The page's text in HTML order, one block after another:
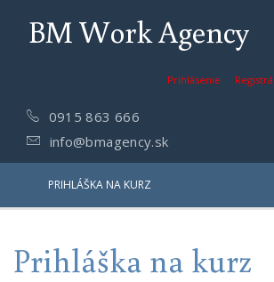
BM Work Agency
Prihlásenie
0915 863 666
info@bmagency.sk
PRIHLÁŠKA NA KURZ
Prihláška na kurz